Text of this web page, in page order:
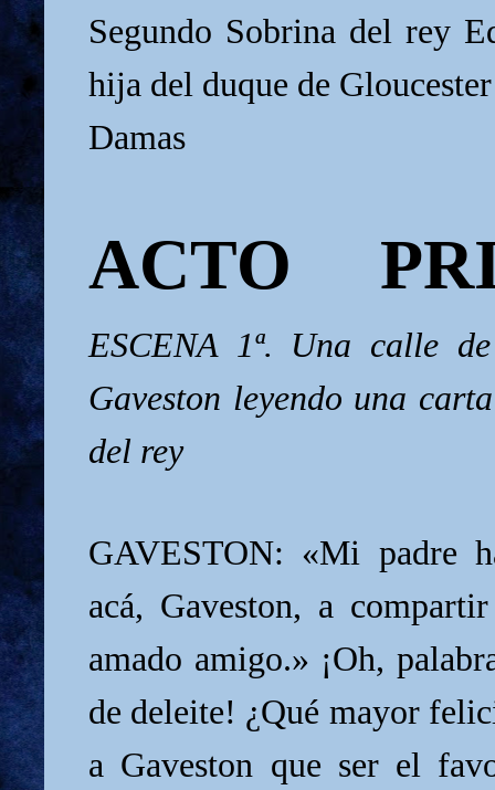
Segundo Sobrina del rey
hija del duque de Gloucester
Damas
ACTO
ESCENA 1ª. Una calle
Gaveston leyendo una
del rey
GAVESTON: «Mi padre
acá, Gaveston, a
amado amigo.» ¡Oh,
de deleite! ¿Qué mayor
a Gaveston que ser el